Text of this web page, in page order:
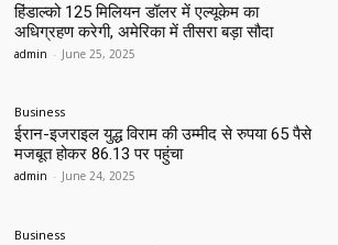
हिंडाल्को 125 मिलियन डॉलर में एल्यूकेम का
अधिग्रहण करेगी, अमेरिका में तीसरा बड़ा सौदा
admin - June 25, 2025
Business
ईरान-इजराइल युद्ध विराम की उम्मीद से रुपया 65 पैसे
मजबूत होकर 86.13 पर पहुंचा
admin - June 24, 2025
Business